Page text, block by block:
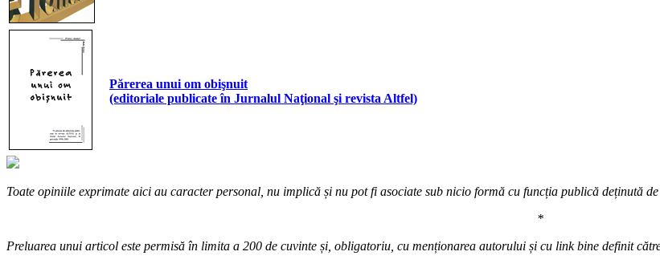
Părerea unui om obişnuit
(editoriale publicate în Jurnalul Naţional şi revista Altfel)
Toate opiniile exprimate aici au caracter personal, nu implică și nu pot fi asociate sub nicio formă cu funcția publică deținută
*
Preluarea unui articol este permisă în limita a 200 de cuvinte și, obligatoriu, cu menționarea autorului și cu link bine definit